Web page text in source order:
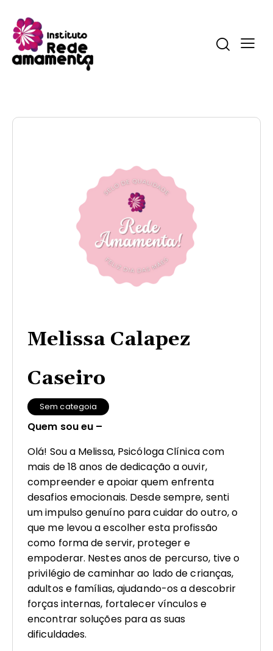
Melissa Calapez
Caseiro
Sem categoia
Quem sou eu –
Olá! Sou a Melissa, Psicóloga Clínica com
mais de 18 anos de dedicação a ouvir,
compreender e apoiar quem enfrenta
desafios emocionais. Desde sempre, senti
um impulso genuíno para cuidar do outro, o
que me levou a escolher esta profissão
como forma de servir, proteger e
empoderar. Nestes anos de percurso, tive o
privilégio de caminhar ao lado de crianças,
adultos e famílias, ajudando-os a descobrir
forças internas, fortalecer vínculos e
encontrar soluções para as suas
dificuldades.